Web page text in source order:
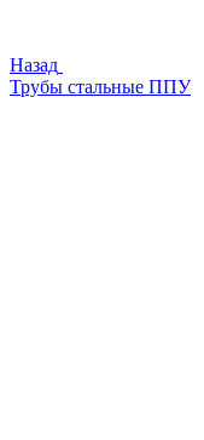
Назад
Трубы стальные ППУ